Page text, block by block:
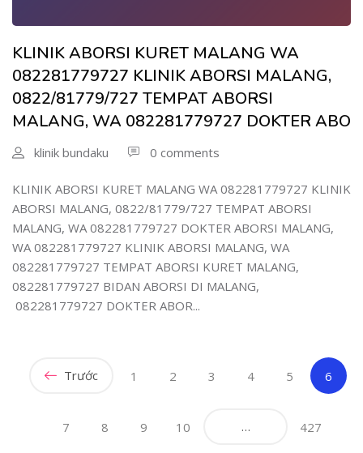
KLINIK ABORSI KURET MALANG WA
082281779727 KLINIK ABORSI MALANG,
0822/81779/727 TEMPAT ABORSI
MALANG, WA 082281779727 DOKTER ABO
klinik bundaku 0 comments
KLINIK ABORSI KURET MALANG WA 082281779727 KLINIK
ABORSI MALANG, 0822/81779/727 TEMPAT ABORSI
MALANG, WA 082281779727 DOKTER ABORSI MALANG,
WA 082281779727 KLINIK ABORSI MALANG, WA
082281779727 TEMPAT ABORSI KURET MALANG,
082281779727 BIDAN ABORSI DI MALANG,
082281779727 DOKTER ABOR...
Trước 1 2 3 4 5 6
7 8 9 10 … 427